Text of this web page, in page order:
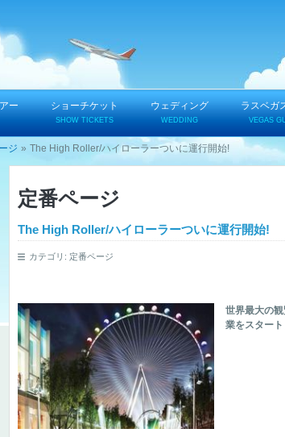
ー ショーチケット
SHOW TICKETS
ウェディング
WEDDING
ラスベガ
VEGAS
ジ The High Roller/ハイローラーついに運行開始!
定番ページ
The High Roller/ハイローラーついに運行開始!
カテゴリ: 定番ページ
世界最大の
業をスタート